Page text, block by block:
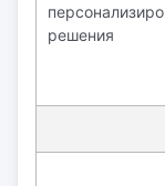
решения